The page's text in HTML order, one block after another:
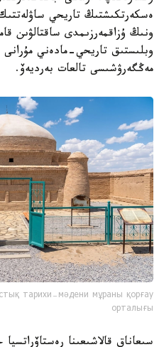
ەسكەرتكىشتىڭ تاريحي
ونىڭ ۇزاقمەرزىمدى ساقتالۋىن
وبلىستىق تاريحي-مادەني مۇرانى
مەڭگەرۋشىسى تالعات بەرديەۆ.
тарихи-мәдени мұраны қорғау
орталығы
سىعاناق قالاشىعىنا